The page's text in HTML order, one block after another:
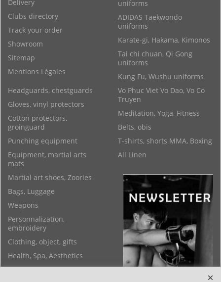
Delivery
Clubs directory
Track your order
Showroom
Sitemap
Mentions Légales
uniforms
ADIDAS Taekwondo
uniforms
Karate-gi, Hakama, Kimonos
Tai chi chuan, Qi Gong
uniforms
Kung Fu, Wushu uniforms
Vo Phuc Viet Vo Dao, Vo Co
Truyen
Meditation, Yoga, Fitness
Belts, obis
T-shirts, shorts MMA, Boxing
All Linen
Headguards, chestguards
Gloves, vinyl protectors
Cotton protectors,
groinguard
Punching equipment
Equipment, martial arts
mats
Martial art shoes, Zoories
Bags, Luggage
Weapons
Personnalization,
embroidery
Clothing, object, gifts
Health, Spa, Aesthetics
Feng shui objects, Yoga,